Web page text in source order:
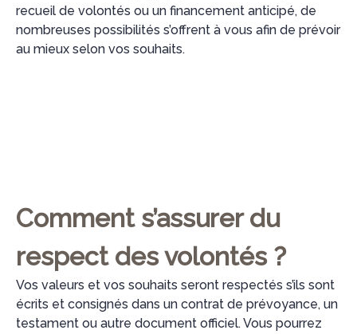
recueil de volontés ou un financement anticipé, de
nombreuses possibilités s’offrent à vous afin de prévoir
au mieux selon vos souhaits.
Comment s’assurer du
respect des volontés ?
Vos valeurs et vos souhaits seront respectés s’ils sont
écrits et consignés dans un contrat de prévoyance, un
testament ou autre document officiel. Vous pourrez